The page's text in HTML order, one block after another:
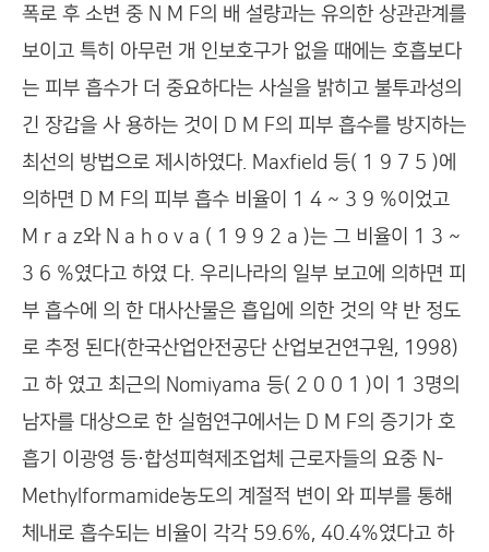
폭로 후 소변 중 N M F의 배 설량과는 유의한 상관관계를
보이고 특히 아무런 개 인보호구가 없을 때에는 호흡보다
는 피부 흡수가 더 중요하다는 사실을 밝히고 불투과성의
긴 장갑을 사 용하는 것이 D M F의 피부 흡수를 방지하는
최선의 방법으로 제시하였다. Maxfield 등( 1 9 7 5 )에
의하면 D M F의 피부 흡수 비율이 1 4 ~ 3 9 %이었고
M r a z와 N a h o v a ( 1 9 9 2 a )는 그 비율이 1 3 ~
3 6 %였다고 하였 다. 우리나라의 일부 보고에 의하면 피
부 흡수에 의 한 대사산물은 흡입에 의한 것의 약 반 정도
로 추정 된다(한국산업안전공단 산업보건연구원, 1998)
고 하 였고 최근의 Nomiyama 등( 2 0 0 1 )이 1 3명의
남자를 대상으로 한 실험연구에서는 D M F의 증기가 호
흡기 이광영 등·합성피혁제조업체 근로자들의 요중 N-
Methylformamide농도의 계절적 변이 와 피부를 통해
체내로 흡수되는 비율이 각각 59.6%, 40.4%였다고 하